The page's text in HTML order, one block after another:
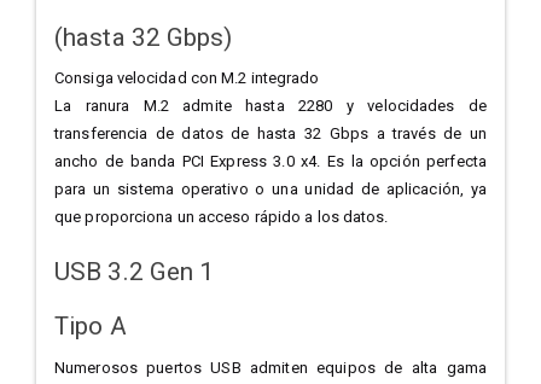
(hasta 32 Gbps)
Consiga velocidad con M.2 integrado
La ranura M.2 admite hasta 2280 y velocidades de
transferencia de datos de hasta 32 Gbps a través de un
ancho de banda PCI Express 3.0 x4. Es la opción perfecta
para un sistema operativo o una unidad de aplicación, ya
que proporciona un acceso rápido a los datos.
USB 3.2 Gen 1
Tipo A
Numerosos puertos USB admiten equipos de alta gama